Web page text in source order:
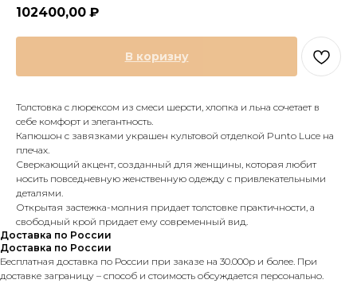
102400,00 ₽
В коризну
Толстовка с люрексом из смеси шерсти, хлопка и льна сочетает в
себе комфорт и элегантность.
Капюшон с завязками украшен культовой отделкой Punto Luce на
плечах.
Сверкающий акцент, созданный для женщины, которая любит
носить повседневную женственную одежду с привлекательными
деталями.
Открытая застежка-молния придает толстовке практичности, а
свободный крой придает ему современный вид.
Доставка по России
Доставка по России
Бесплатная доставка по России при заказе на 30.000р и более. При
доставке заграницу – способ и стоимость обсуждается персонально.